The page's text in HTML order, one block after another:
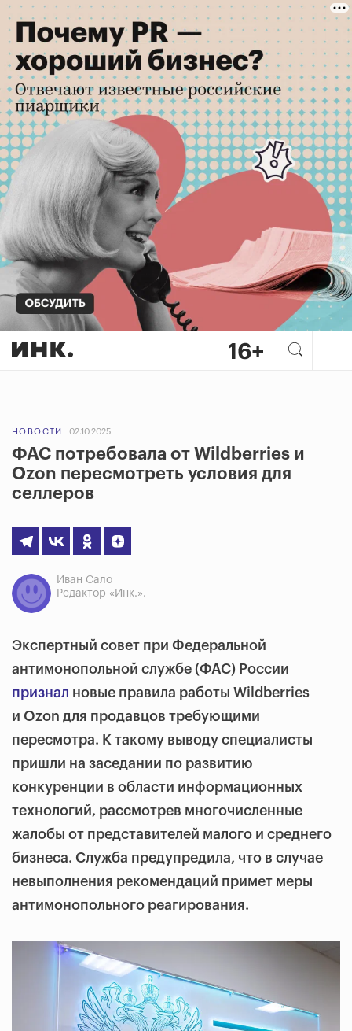
НОВОСТИ 02.10.2025
ФАС потребовала от Wildberries и
Ozon пересмотреть условия для
селлеров
Иван Сало
Редактор «Инк.».
Экспертный совет при Федеральной
антимонопольной службе (ФАС) России
признал новые правила работы Wildberries
и Ozon для продавцов требующими
пересмотра. К такому выводу специалисты
пришли на заседании по развитию
конкуренции в области информационных
технологий, рассмотрев многочисленные
жалобы от представителей малого и среднего
бизнеса. Служба предупредила, что в случае
невыполнения рекомендаций примет меры
антимонопольного реагирования.